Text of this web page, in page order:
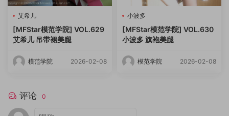
艾希儿
[MFStar模范学院] VOL.629
艾希儿 吊带裙美腿
模范学院 2026-02-08
小波多
[MFStar模范学院] VOL.630
小波多 旗袍美腿
模范学院 2026-02-08
评论 0